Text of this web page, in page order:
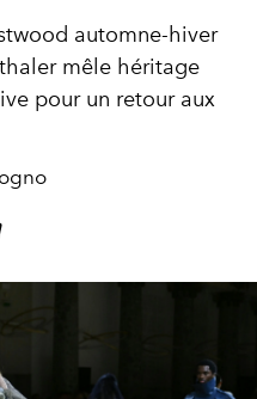
automne-hiver
mêle héritage
pour un retour aux